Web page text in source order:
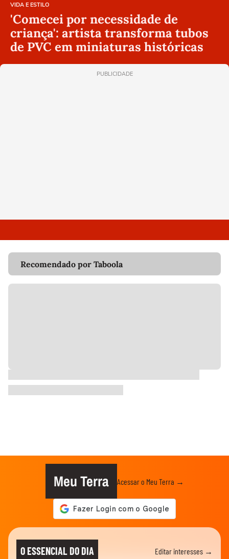
VIDA E ESTILO
'Comecei por necessidade de
criança': artista transforma tubos
de PVC em miniaturas históricas
PUBLICIDADE
Recomendado por Taboola
Meu Terra Acessar o Meu Terra →
O ESSENCIAL DO DIA Editar interesses →